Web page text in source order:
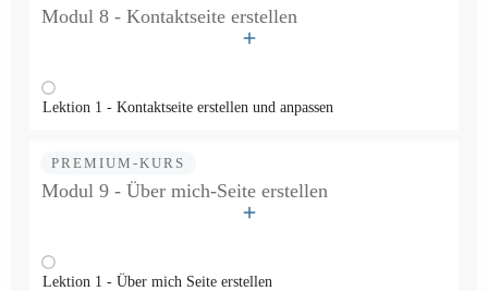
Modul 8 - Kontaktseite erstellen
Lektion 1 - Kontaktseite erstellen und anpassen
PREMIUM-KURS
Modul 9 - Über mich-Seite erstellen
Lektion 1 - Über mich Seite erstellen